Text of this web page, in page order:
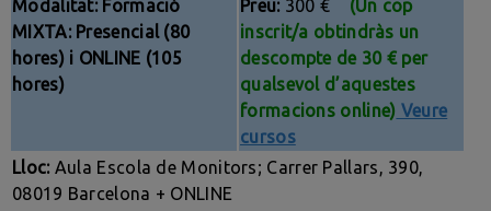
Modalitat: Formació
MIXTA: Presencial (80
hores) i ONLINE (105
hores)
Preu: 300 € (Un cop
inscrit/a obtindràs un
descompte de 30 € per
qualsevol d’aquestes
formacions online) Veure
cursos
Lloc: Aula Escola de Monitors; Carrer Pallars, 390,
08019 Barcelona + ONLINE